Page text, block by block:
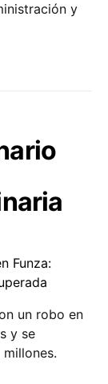
y
un robo en
y se